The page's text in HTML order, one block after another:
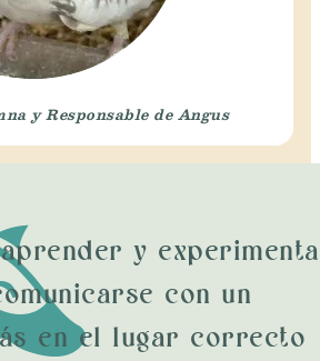
y Responsable de Angus
y
con un
en el lugar correcto